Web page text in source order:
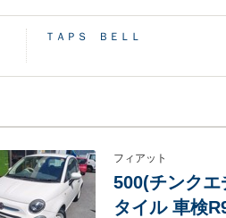
ＴＡＰＳ ＢＥＬＬ
フィアット
500(チンク
タイル 車検